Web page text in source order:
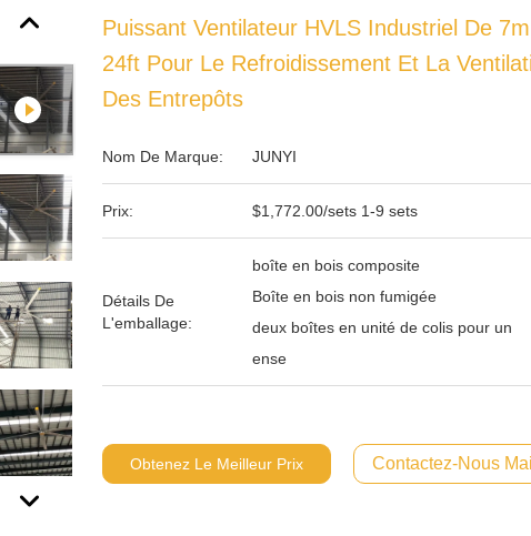
Puissant Ventilateur HVLS Industriel De 7m
24ft Pour Le Refroidissement Et La
Des Entrepôts
Nom De Marque: JUNYI
Prix: $1,772.00/sets 1-9 sets
Détails De
L'emballage:
boîte en bois composite
Boîte en bois non fumigée
deux boîtes en unité de colis pour un
ense
Obtenez Le Meilleur Prix Contactez-Nous